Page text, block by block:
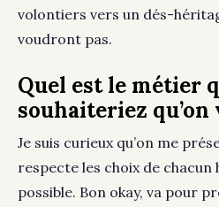
volontiers vers un dés-
voudront pas.
Quel est le métier
souhaiteriez qu’on
Je suis curieux qu’on me
respecte les choix de
possible. Bon okay, va pour